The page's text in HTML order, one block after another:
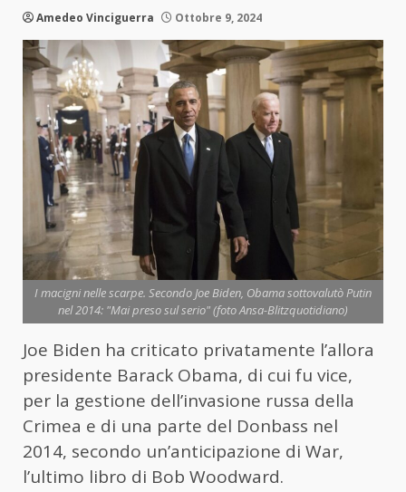
Amedeo Vinciguerra Ottobre 9, 2024
I macigni nelle scarpe. Secondo Joe Biden, Obama sottovalutò Putin
nel 2014: "Mai preso sul serio" (foto Ansa-Blitzquotidiano)
Joe Biden ha criticato privatamente l’allora
presidente Barack Obama, di cui fu vice,
per la gestione dell’invasione russa della
Crimea e di una parte del Donbass nel
2014, secondo un’anticipazione di War,
l’ultimo libro di Bob Woodward.